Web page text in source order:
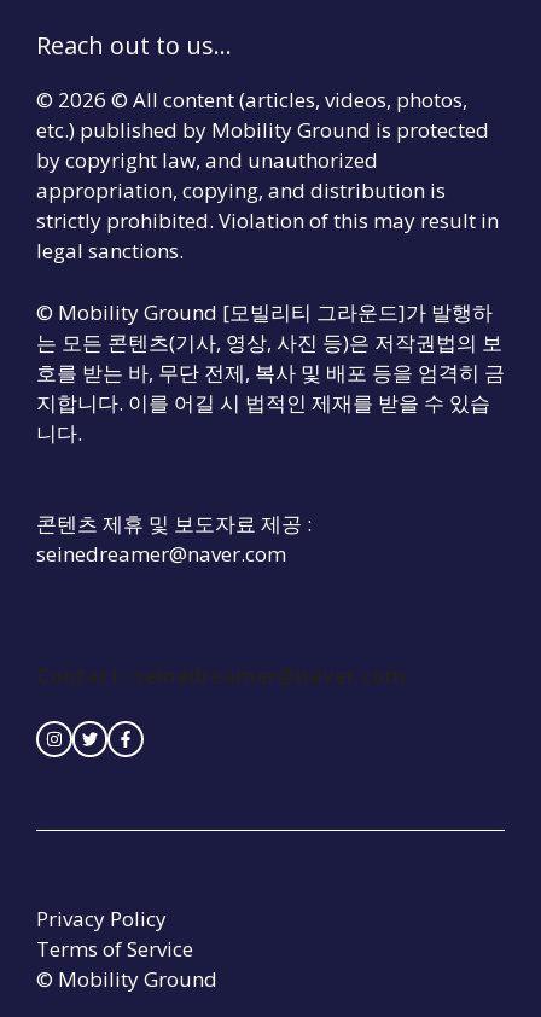
Reach out to us...
© 2026 © All content (articles, videos, photos,
etc.) published by Mobility Ground is protected
by copyright law, and unauthorized
appropriation, copying, and distribution is
strictly prohibited. Violation of this may result in
legal sanctions.
© Mobility Ground [모빌리티 그라운드]가 발행하
는 모든 콘텐츠(기사, 영상, 사진 등)은 저작권법의 보
호를 받는 바, 무단 전제, 복사 및 배포 등을 엄격히 금
지합니다. 이를 어길 시 법적인 제재를 받을 수 있습
니다.
콘텐츠 제휴 및 보도자료 제공 :
seinedreamer@naver.com
Contact : seinedreamer@naver.com
© Mobility Ground
Privacy Policy
Terms of Service